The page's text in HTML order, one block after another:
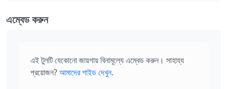
এম্বেড করুন
এই টুলটি যেকোনো জায়গায় বিনামূল্যে এম্বেড করুন। সাহায্য
প্রয়োজন?আমাদের গাইড দেখুন.